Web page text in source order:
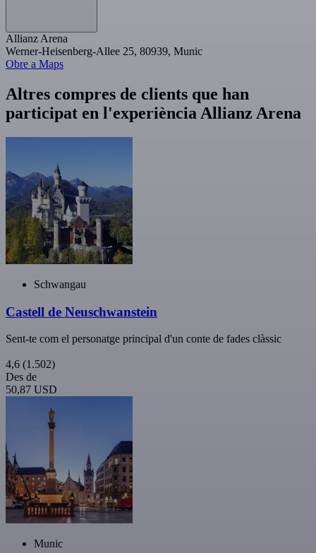
Allianz Arena
Werner-Heisenberg-Allee 25, 80939, Munic
Obre a Maps
Altres compres de clients que han
participat en l'experiència Allianz Arena
Schwangau
Castell de Neuschwanstein
Sent-te com el personatge principal d'un conte de fades clàssic
4,6 (1.502)
Des de
50,87 USD
Munic